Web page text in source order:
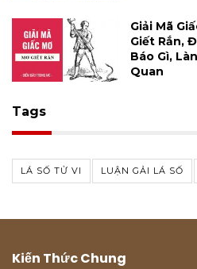
Giải Mã
Giết Rắn,
Báo Gì,
Quan
Tags
LÁ SỐ TỬ VI LUẬN GẢI LÁ SỐ
Kiến Thức Chung